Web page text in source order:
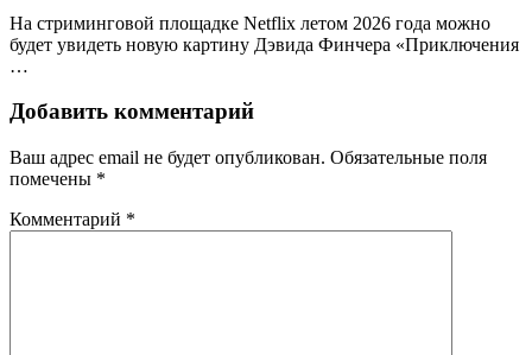
На стриминговой площадке Netflix летом 2026 года можно
будет увидеть новую картину Дэвида Финчера «Приключения
…
Добавить комментарий
Ваш адрес email не будет опубликован. Обязательные поля
помечены *
Комментарий *